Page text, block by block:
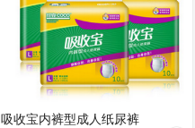
吸收宝内裤型成人纸尿裤